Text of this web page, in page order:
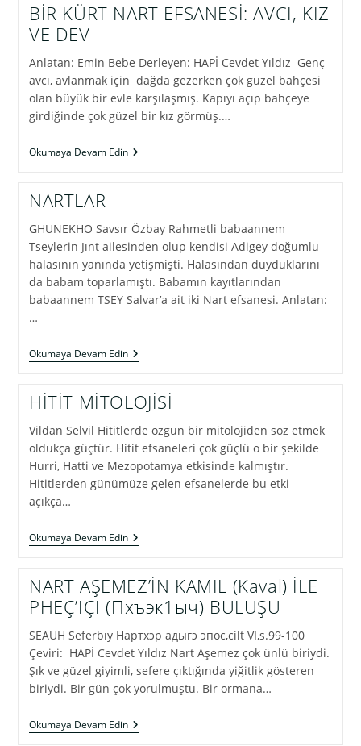
BİR KÜRT NART EFSANESİ: AVCI, KIZ
VE DEV
Anlatan: Emin Bebe Derleyen: HAPİ Cevdet Yıldız Genç
avcı, avlanmak için dağda gezerken çok güzel bahçesi
olan büyük bir evle karşılaşmış. Kapıyı açıp bahçeye
girdiğinde çok güzel bir kız görmüş.…
Okumaya Devam EdinBİR
KÜRT
VE
DEV
NARTLAR
GHUNEKHO Savsır Özbay Rahmetli babaannem
Tseylerin Jınt ailesinden olup kendisi Adigey doğumlu
halasının yanında yetişmişti. Halasından duyduklarını
da babam toparlamıştı. Babamın kayıtlarından
babaannem TSEY Salvar’a ait iki Nart efsanesi. Anlatan:
…
Okumaya Devam EdinNARTLAR
HİTİT MİTOLOJİSİ
Vildan Selvil Hititlerde özgün bir mitolojiden söz etmek
oldukça güçtür. Hitit efsaneleri çok güçlü o bir şekilde
Hurri, Hatti ve Mezopotamya etkisinde kalmıştır.
Hititlerden günümüze gelen efsanelerde bu etki
açıkça…
Okumaya Devam EdinHİTİT
MİTOLOJİSİ
NART AŞEMEZ’İN KAMIL (Kaval) İLE
PHEÇ’IÇI (пхъэк1ыч) BULUŞU
SEAUH Seferbıy Нартхэр адыгэ эпос,cilt VI,s.99-100
Çeviri: HAPİ Cevdet Yıldız Nart Aşemez çok ünlü biriydi.
Şık ve güzel giyimli, sefere çıktığında yiğitlik gösteren
biriydi. Bir gün çok yorulmuştu. Bir ormana…
Okumaya Devam EdinNART
AŞEMEZ’İN